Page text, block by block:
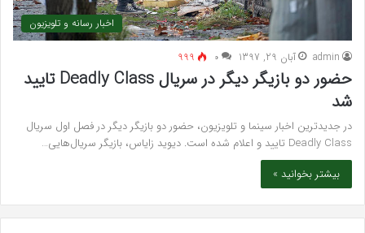
اخبار رسانه و تلویزیون
admin آبان 29, 1397 ۰ 999
حضور دو بازیگر دیگر در سریال Deadly Class تایید
شد
در جدیدترین اخبار سینما و تلویزیون، حضور دو بازیگر دیگر در فصل اول سریال
Deadly Class تایید و اعلام شده است. دیوید زایاس، بازیگر سریال‌هایی…
بیشتر بخوانید »